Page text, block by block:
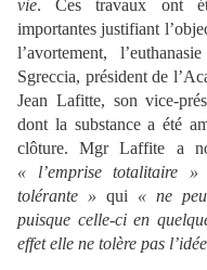
vie. Ces travaux ont
importantes justifiant
l’avortement,
Sgreccia, président de
Jean Lafitte, son vice-
dont la substance a été
clôture. Mgr Laffite a
« l’emprise totalitaire »
tolérante » qui « ne
puisque celle-ci en
effet elle ne tolère pas